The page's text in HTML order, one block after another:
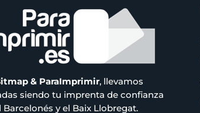
& ParaImprimir, llevamos
siendo tu imprenta de confianza
Barcelonés y el Baix Llobregat.